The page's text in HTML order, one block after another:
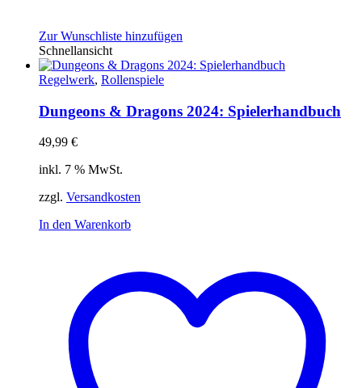
Zur Wunschliste hinzufügen
Schnellansicht
Regelwerk, Rollenspiele
Dungeons & Dragons 2024: Spielerhandbuch
49,99 €
inkl. 7 % MwSt.
zzgl. Versandkosten
In den Warenkorb